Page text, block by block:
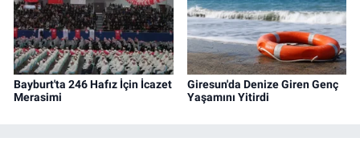
Bayburt'ta 246 Hafız İçin İcazet
Merasimi
Giresun'da Denize Giren Genç
Yaşamını Yitirdi